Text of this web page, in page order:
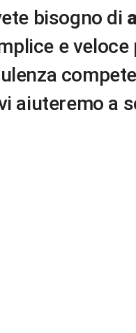
bisogno di
e veloce
aiuteremo a